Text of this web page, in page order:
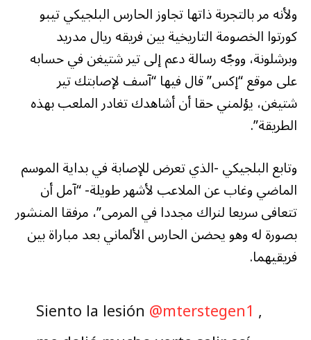
ولأنه مر بالتجربة ذاتها تجاوز الحارس البلجيكي تيبو
كورتوا الخصومة التاريخية بين فريقه ريال مدريد
وبرشلونة، ووجّه رسالة دعم إلى تير شتيغن في حسابه
على موقع “إكس” قال فيها “آسف لإصابتك تير
شتيغن، يؤلمني حقا أن أشاهدك تغادر الملعب بهذه
الطريقة”.
وتابع البلجيكي -الذي تعرض للإصابة في بداية الموسم
الماضي وغاب عن الملاعب لأشهر طويلة- “آمل أن
تتعافى سريعا لنراك مجددا في المرمى”، مرفقا المنشور
بصورة له وهو يحضن الحارس الألماني بعد مباراة بين
فريقيهما.
Siento la lesión @mterstegen1 ,